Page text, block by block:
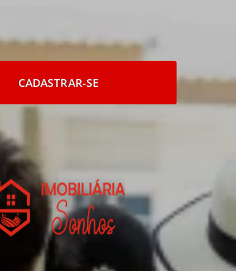
CADASTRAR-SE